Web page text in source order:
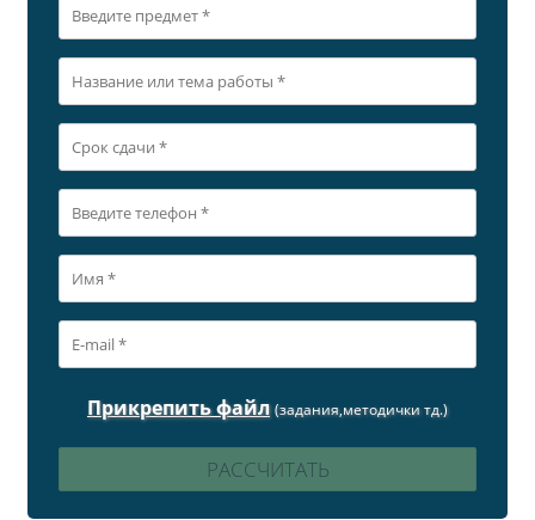
Прикрепить файл (задания,методички тд.)